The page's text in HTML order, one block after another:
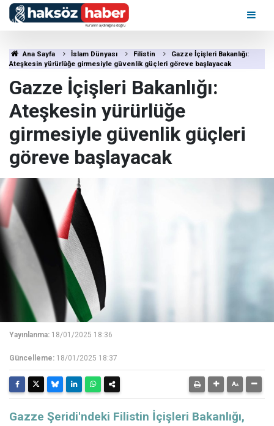
Ana Sayfa İslam Dünyası Filistin
Gazze İçişleri Bakanlığı:
Ateşkesin yürürlüğe girmesiyle güvenlik güçleri göreve başlayacak
Gazze İçişleri Bakanlığı:
Ateşkesin yürürlüğe
girmesiyle güvenlik güçleri
göreve başlayacak
Yayınlanma: 18/01/2025 18:36
Güncelleme: 18/01/2025 18:37
Gazze Şeridi'ndeki Filistin İçişleri Bakanlığı,